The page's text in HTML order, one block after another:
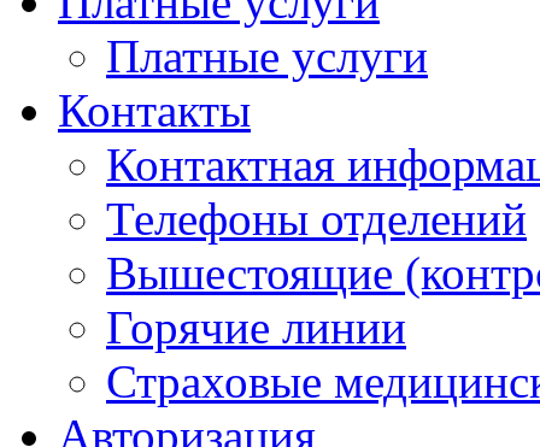
Платные услуги
Контакты
Контактная
Телефоны отделений
Вышестоящие
Горячие линии
Страховые
Авторизация